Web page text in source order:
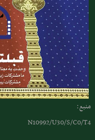
منبع:
N10992/U30/S/C0/T4